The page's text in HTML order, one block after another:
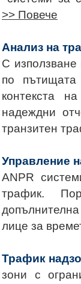
>> Повече
Анализ на
С използване
по пътищата
контекста
надеждни
транзитен
Управление
ANPR
трафик.
лице за
Трафик
зони с